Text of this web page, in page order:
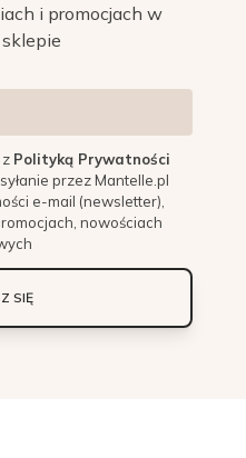
i promocjach w
Polityką Prywatności
przez Mantelle.pl
e-mail (newsletter),
nowościach
SIĘ